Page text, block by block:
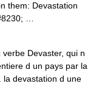
them: Devastation
…
Devaster, qui n
d un pays par la
la devastation d une